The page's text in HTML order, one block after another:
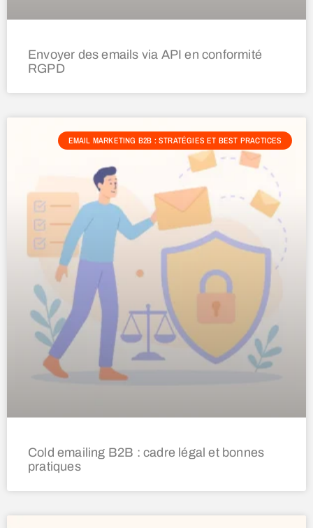
Envoyer des emails via API en conformité
RGPD
EMAIL MARKETING B2B : STRATÉGIES ET BEST PRACTICES
Cold emailing B2B : cadre légal et bonnes
pratiques